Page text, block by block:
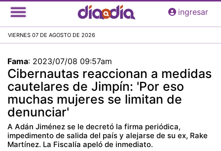
Pasar
al
principal
ingresar
VIERNES 07 DE AGOSTO DE 2026
Fama: 2023/07/08 09:57am
Cibernautas reaccionan a medidas
cautelares de Jimpín: 'Por eso
muchas mujeres se limitan de
denunciar'
A Adán Jiménez se le decretó la firma periódica,
impedimento de salida del país y alejarse de su ex, Rake
Martínez. La Fiscalía apeló de inmediato.